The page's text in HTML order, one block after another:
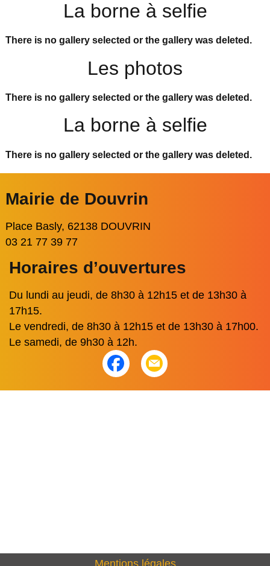
La borne à selfie
There is no gallery selected or the gallery was deleted.
Les photos
There is no gallery selected or the gallery was deleted.
La borne à selfie
There is no gallery selected or the gallery was deleted.
Mairie de Douvrin
Place Basly, 62138 DOUVRIN
03 21 77 39 77
Horaires d’ouvertures
Du lundi au jeudi, de 8h30 à 12h15 et de 13h30 à
17h15.
Le vendredi, de 8h30 à 12h15 et de 13h30 à 17h00.
Le samedi, de 9h30 à 12h.
Mentions légales